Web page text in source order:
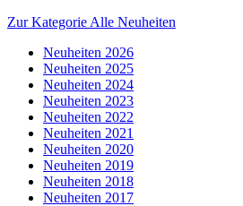
Zur Kategorie Alle Neuheiten
Neuheiten 2026
Neuheiten 2025
Neuheiten 2024
Neuheiten 2023
Neuheiten 2022
Neuheiten 2021
Neuheiten 2020
Neuheiten 2019
Neuheiten 2018
Neuheiten 2017